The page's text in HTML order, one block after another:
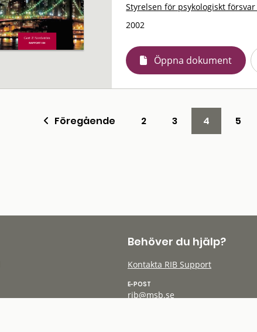
Styrelsen för psykologiskt försvar
2002
Öppna dokument
Föregående 2 3 4 5
Behöver du hjälp?
Kontakta RIB Support
E-POST
rib@msb.se